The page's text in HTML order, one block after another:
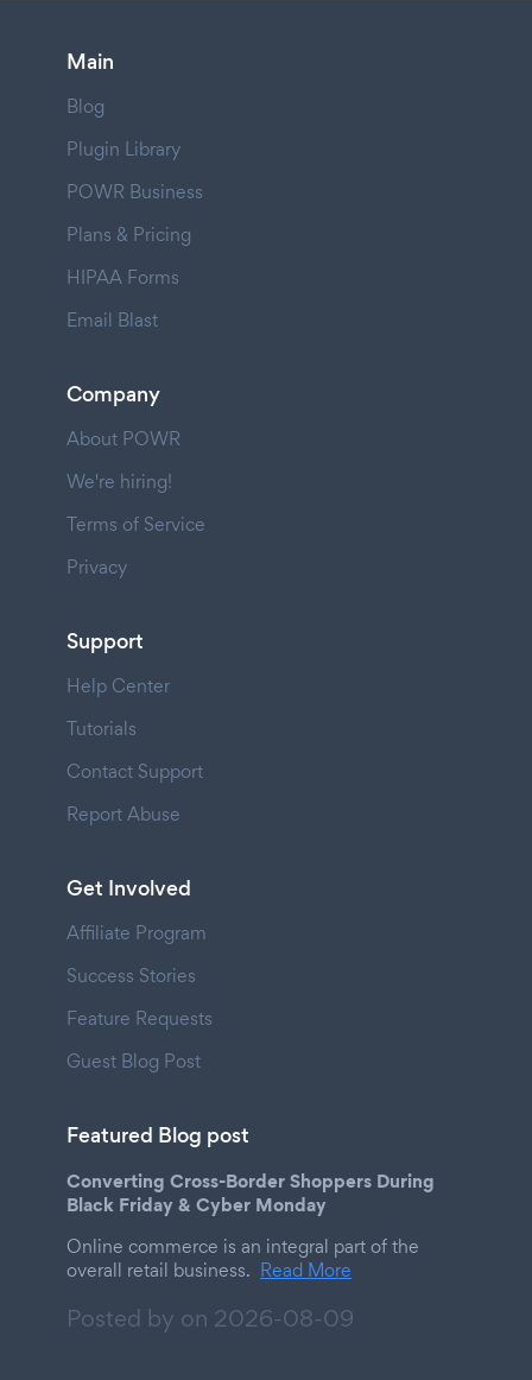
Main
Blog
Plugin Library
POWR Business
Plans & Pricing
HIPAA Forms
Email Blast
Company
About POWR
We're hiring!
Terms of Service
Privacy
Support
Help Center
Tutorials
Contact Support
Report Abuse
Get Involved
Affiliate Program
Success Stories
Feature Requests
Guest Blog Post
Featured Blog post
Converting Cross-Border Shoppers During
Black Friday & Cyber Monday
Online commerce is an integral part of the
overall retail business. Read More
Posted by on 2026-08-09